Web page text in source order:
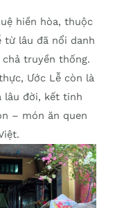
hiền hòa, thuộc
từ lâu đã nổi danh
truyền thống.
Ước Lễ còn là
lâu đời, kết tinh
– món ăn quen